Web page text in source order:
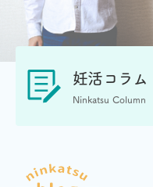
妊活コラム
Ninkatsu Column